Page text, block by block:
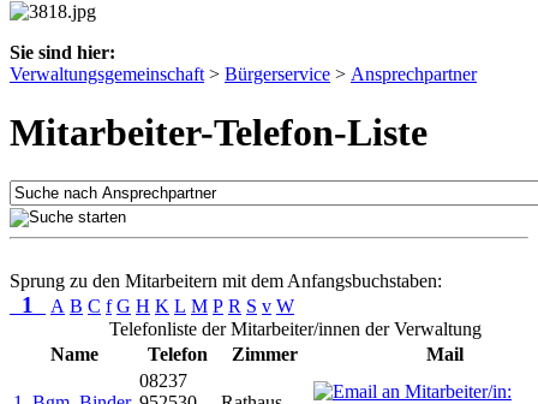
Sie sind hier:
Verwaltungsgemeinschaft > Bürgerservice > Ansprechpartner
Mitarbeiter-Telefon-Liste
Sprung zu den Mitarbeitern mit dem Anfangsbuchstaben:
1 A B C f G H K L M P R S v W
Telefonliste der Mitarbeiter/innen der Verwaltung
Name
Telefon Zimmer Mail
08237